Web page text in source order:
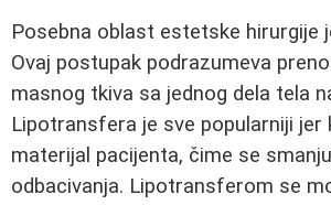
Posebna oblast estetske hirurgije
Ovaj postupak podrazumeva
masnog tkiva sa jednog dela tela
Lipotransfera je sve popularniji
materijal pacijenta, čime se
odbacivanja. Lipotransferom se